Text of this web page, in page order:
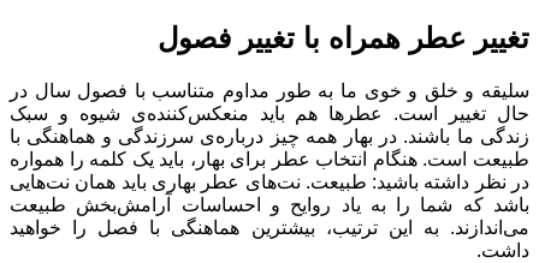
تغییر عطر همراه با تغییر فصول
سلیقه و خلق و خوی ما به طور مداوم متناسب با فصول سال در
حال تغییر است. عطر‌ها هم باید منعکس‌کننده‌ی شیوه و سبک
زندگی ما باشند. در بهار همه چیز درباره‌ی سرزندگی و هماهنگی با
طبیعت است. هنگام انتخاب عطر برای بهار، باید یک کلمه را همواره
در نظر داشته باشید: طبیعت. نت‌های عطر بهاری باید همان نت‌هایی
باشد که شما را به یاد روایح و احساسات آرامش‌بخش طبیعت
می‌اندازند. به این ترتیب، بیشترین هماهنگی با فصل را خواهید
داشت.